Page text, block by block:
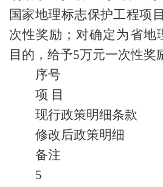
国家地理标志保护工程项
次性奖励；对确定为省地
目的，给予5万元一次性奖
序号
项 目
现行政策明细条款
修改后政策明细
备注
5